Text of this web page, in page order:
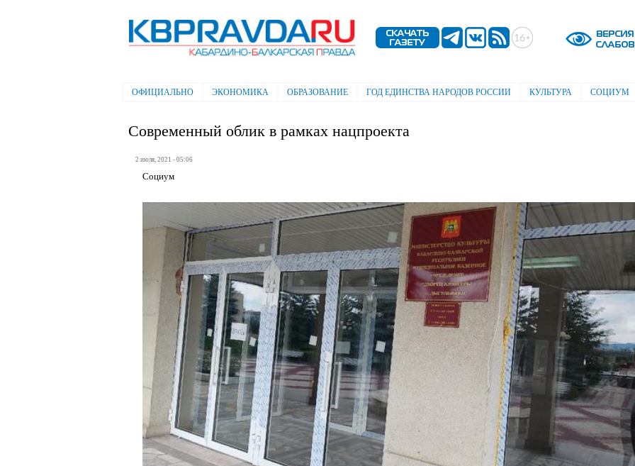
содержанию
Электронная газета "Кабардино-
Балкарская правда"
Главное меню
ОФИЦИАЛЬНО ЭКОНОМИКА ОБРАЗОВАНИЕ ГОД ЕДИНСТВА НАРОДОВ РОССИИ КУЛЬТУРА СОЦИУМ
Современный облик в рамках нацпроекта
2 июля, 2021 - 05:06
Социум